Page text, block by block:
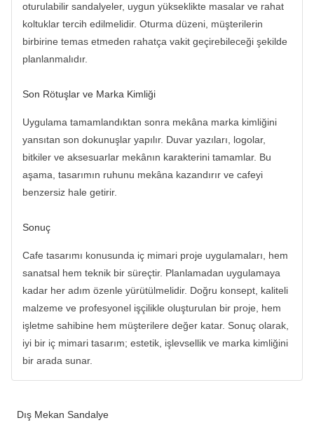
oturulabilir sandalyeler, uygun yükseklikte masalar ve rahat
koltuklar tercih edilmelidir. Oturma düzeni, müşterilerin
birbirine temas etmeden rahatça vakit geçirebileceği şekilde
planlanmalıdır.
Son Rötuşlar ve Marka Kimliği
Uygulama tamamlandıktan sonra mekâna marka kimliğini
yansıtan son dokunuşlar yapılır. Duvar yazıları, logolar,
bitkiler ve aksesuarlar mekânın karakterini tamamlar. Bu
aşama, tasarımın ruhunu mekâna kazandırır ve cafeyi
benzersiz hale getirir.
Sonuç
Cafe tasarımı konusunda iç mimari proje uygulamaları, hem
sanatsal hem teknik bir süreçtir. Planlamadan uygulamaya
kadar her adım özenle yürütülmelidir. Doğru konsept, kaliteli
malzeme ve profesyonel işçilikle oluşturulan bir proje, hem
işletme sahibine hem müşterilere değer katar. Sonuç olarak,
iyi bir iç mimari tasarım; estetik, işlevsellik ve marka kimliğini
bir arada sunar.
Dış Mekan Sandalye